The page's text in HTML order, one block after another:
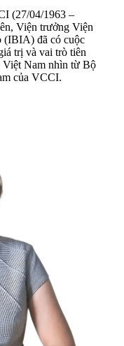
(27/04/1963 –
Viện trưởng Viện
(IBIA) đã có cuộc
trị và vai trò tiên
Việt Nam nhìn từ Bộ
của VCCI.